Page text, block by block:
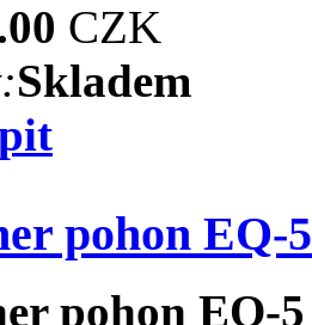
CZK
Skladem
pohon EQ-
pohon EQ-